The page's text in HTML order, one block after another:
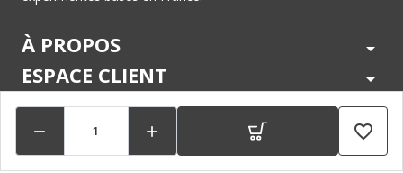
  favorite_border
À PROPOS arrow_drop_down
ESPACE CLIENT arrow_drop_down
CENTRE D'AIDE arrow_drop_down
LÉGAL arrow_drop_down
MARQUES